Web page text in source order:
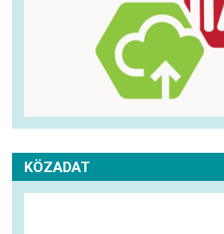
KÖZADAT